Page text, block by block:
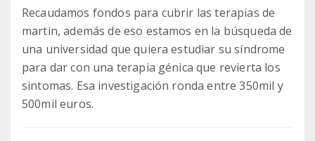
Recaudamos fondos para cubrir las terapias de
martin, además de eso estamos en la búsqueda de
una universidad que quiera estudiar su síndrome
para dar con una terapia génica que revierta los
sintomas. Esa investigación ronda entre 350mil y
500mil euros.